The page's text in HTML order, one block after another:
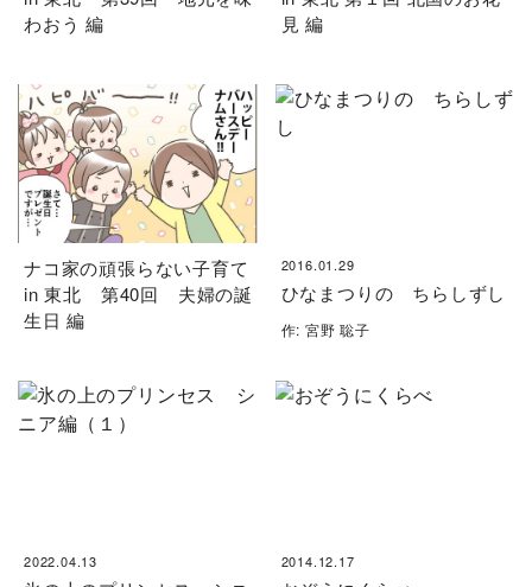
わおう 編
見 編
ナコ家の頑張らない子育て
in 東北 第40回 夫婦の誕
生日 編
2016.01.29
ひなまつりの ちらしずし
作: 宮野 聡子
2022.04.13 2014.12.17